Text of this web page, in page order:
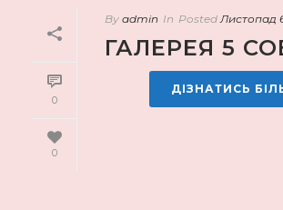
0
0
By admin In Posted Листопад
ГАЛЕРЕЯ 5
ДІЗНАТИСЬ